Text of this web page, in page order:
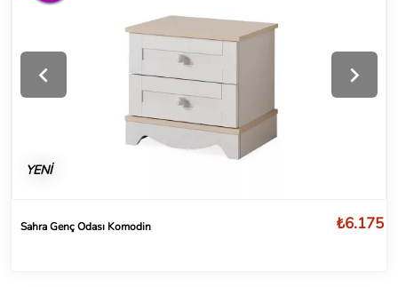
YENİ
Sahra Genç Odası Komodin ₺6.175